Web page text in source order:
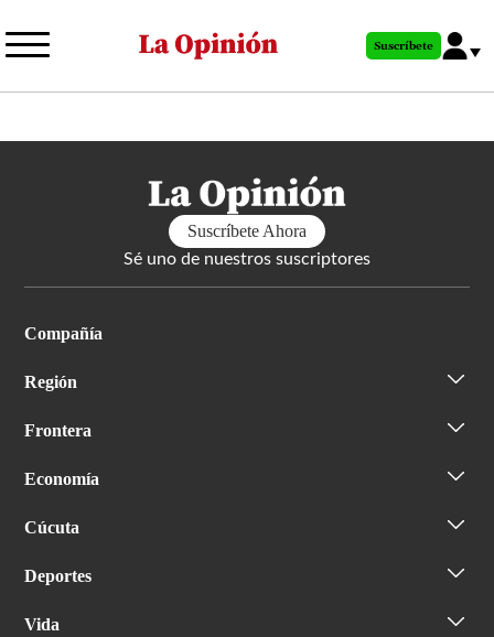
al
principal
Suscríbete
Suscríbete Ahora
Sé uno de nuestros suscriptores
Compañía
Región
Frontera
Economía
Cúcuta
Deportes
Vida